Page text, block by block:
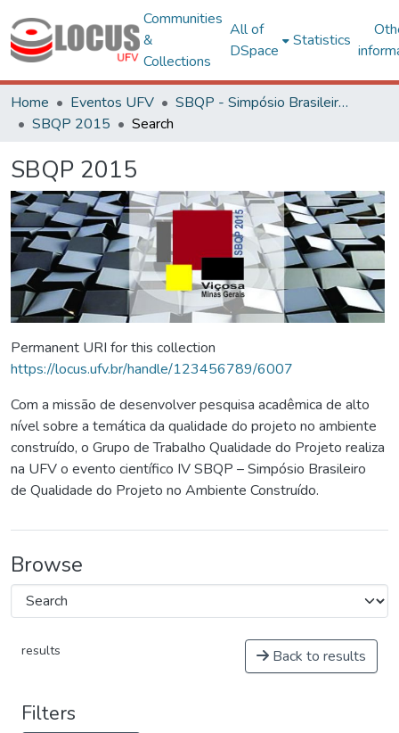
Communities
&
Collections
All of
DSpace
Statistics
Home Eventos UFV
SBQP - Simpósio Brasileiro de Qualidade do Projeto no Ambiente Construído
SBQP 2015
Search
SBQP 2015
Permanent URI for this collection
https://locus.ufv.br/handle/123456789/6007
Com a missão de desenvolver pesquisa acadêmica de alto
nível sobre a temática da qualidade do projeto no ambiente
construído, o Grupo de Trabalho Qualidade do Projeto realiza
na UFV o evento científico IV SBQP – Simpósio Brasileiro
de Qualidade do Projeto no Ambiente Construído.
Browse
results Back to results
Filters